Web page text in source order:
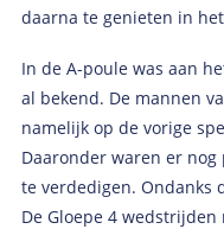
daarna te genieten in
In de A-poule was aan
al bekend. De mannen
namelijk op de vorige
Daaronder waren er
te verdedigen. Ondanks
De Gloepe 4